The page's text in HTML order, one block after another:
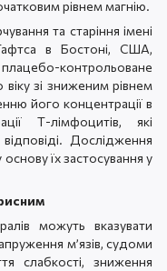
рівнем магнію.
та старіння імені
в Бостоні, США,
контрольоване
зі зниженим рівнем
його концентрації в
Т-лімфоцитів, які
Дослідження
їх застосування у
можуть вказувати
м’язів, судоми
слабкості, зниження